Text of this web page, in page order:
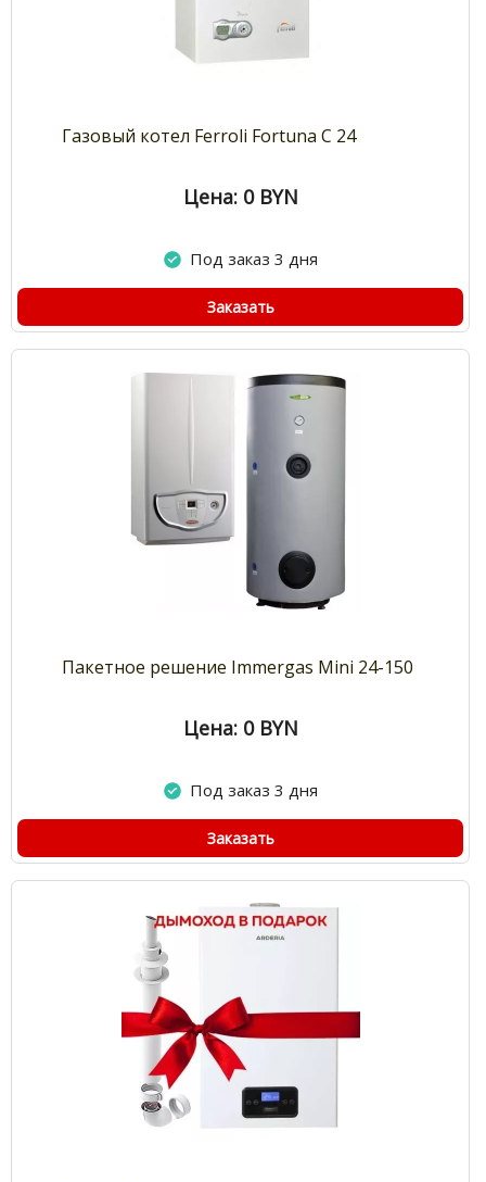
Газовый котел Ferroli Fortuna C 24
Цена: 0 BYN
Под заказ 3 дня
Заказать
Пакетное решение Immergas Mini 24-150
Цена: 0 BYN
Под заказ 3 дня
Заказать